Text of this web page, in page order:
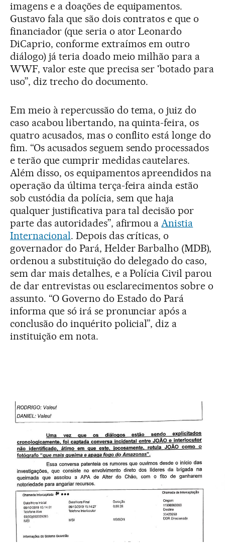
imagens e a doações de equipamentos.
Gustavo fala que são dois contratos e que o
financiador (que seria o ator Leonardo
DiCaprio, conforme extraímos em outro
diálogo) já teria doado meio milhão para a
WWF, valor este que precisa ser 'botado para
uso”, diz trecho do documento.
Em meio à repercussão do tema, o juiz do
caso acabou libertando, na quinta-feira, os
quatro acusados, mas o conflito está longe do
fim. “Os acusados seguem sendo processados
e terão que cumprir medidas cautelares.
Além disso, os equipamentos apreendidos na
operação da última terça-feira ainda estão
sob custódia da polícia, sem que haja
qualquer justificativa para tal decisão por
parte das autoridades”, afirmou aAnistia
Internacional. Depois das críticas, o
governador do Pará, Helder Barbalho (MDB),
ordenou a substituição do delegado do caso,
sem dar mais detalhes, e a Polícia Civil parou
de dar entrevistas ou esclarecimentos sobre o
assunto. “O Governo do Estado do Pará
informa que só irá se pronunciar após a
conclusão do inquérito policial”, diz a
instituição em nota.